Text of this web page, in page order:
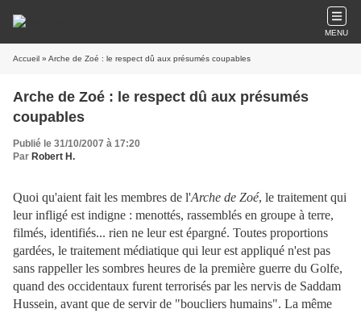
MENU
Accueil » Arche de Zoé : le respect dû aux présumés coupables
Arche de Zoé : le respect dû aux présumés
coupables
Publié le 31/10/2007 à 17:20
Par Robert H.
Quoi qu'aient fait les membres de l'Arche de Zoé, le traitement qui
leur infligé est indigne : menottés, rassemblés en groupe à terre,
filmés, identifiés... rien ne leur est épargné. Toutes proportions
gardées, le traitement médiatique qui leur est appliqué n'est pas
sans rappeller les sombres heures de la première guerre du Golfe,
quand des occidentaux furent terrorisés par les nervis de Saddam
Hussein, avant que de servir de "boucliers humains". La même